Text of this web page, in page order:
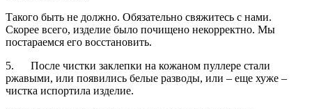
Такого быть не должно. Обязательно свяжитесь с нами.
Скорее всего, изделие было почищено некорректно. Мы
постараемся его восстановить.
5. После чистки заклепки на кожаном пуллере стали
ржавыми, или появились белые разводы, или – еще хуже –
чистка испортила изделие.